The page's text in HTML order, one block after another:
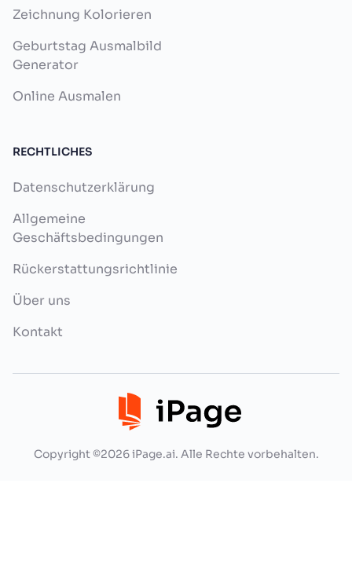
Zeichnung Kolorieren
Geburtstag Ausmalbild
Generator
Online Ausmalen
RECHTLICHES
Datenschutzerklärung
Allgemeine
Geschäftsbedingungen
Rückerstattungsrichtlinie
Über uns
Kontakt
Copyright ©2026 iPage.ai. Alle Rechte vorbehalten.